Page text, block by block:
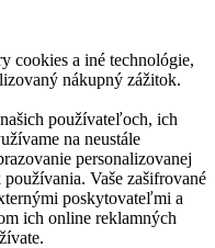
cookies a iné technológie,
nákupný zážitok.
používateľoch, ich
na neustále
personalizovanej
Vaše zašifrované
poskytovateľmi a
ich online reklamných